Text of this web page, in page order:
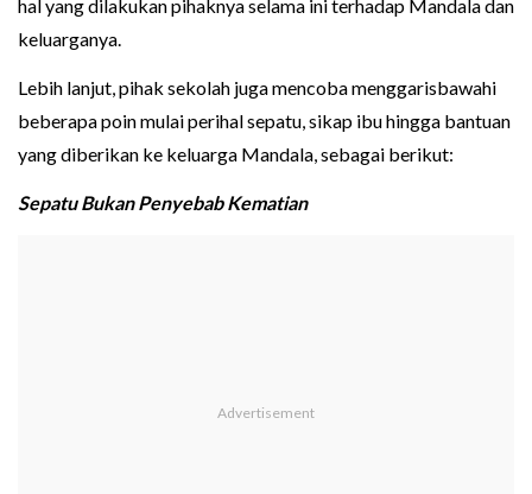
hal yang dilakukan pihaknya selama ini terhadap Mandala dan
keluarganya.
Lebih lanjut, pihak sekolah juga mencoba menggarisbawahi
beberapa poin mulai perihal sepatu, sikap ibu hingga bantuan
yang diberikan ke keluarga Mandala, sebagai berikut:
Sepatu Bukan Penyebab Kematian